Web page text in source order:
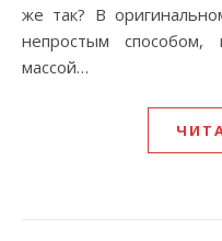
же так? В
непростым способом,
массой…